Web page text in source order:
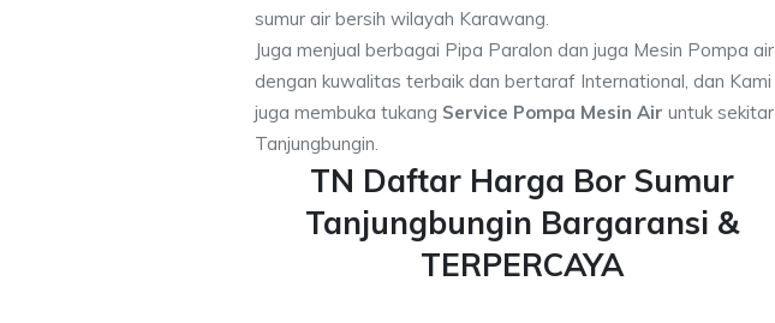
sumur air bersih wilayah Karawang.
Juga menjual berbagai Pipa Paralon dan juga Mesin Pompa air
dengan kuwalitas terbaik dan bertaraf International, dan Kami
juga membuka tukang Service Pompa Mesin Air untuk sekitar
Tanjungbungin.
TN Daftar Harga Bor Sumur
Tanjungbungin Bargaransi &
TERPERCAYA